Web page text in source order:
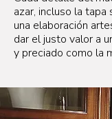
azar, incluso la
una elaboración
dar el justo valor a
y preciado como la